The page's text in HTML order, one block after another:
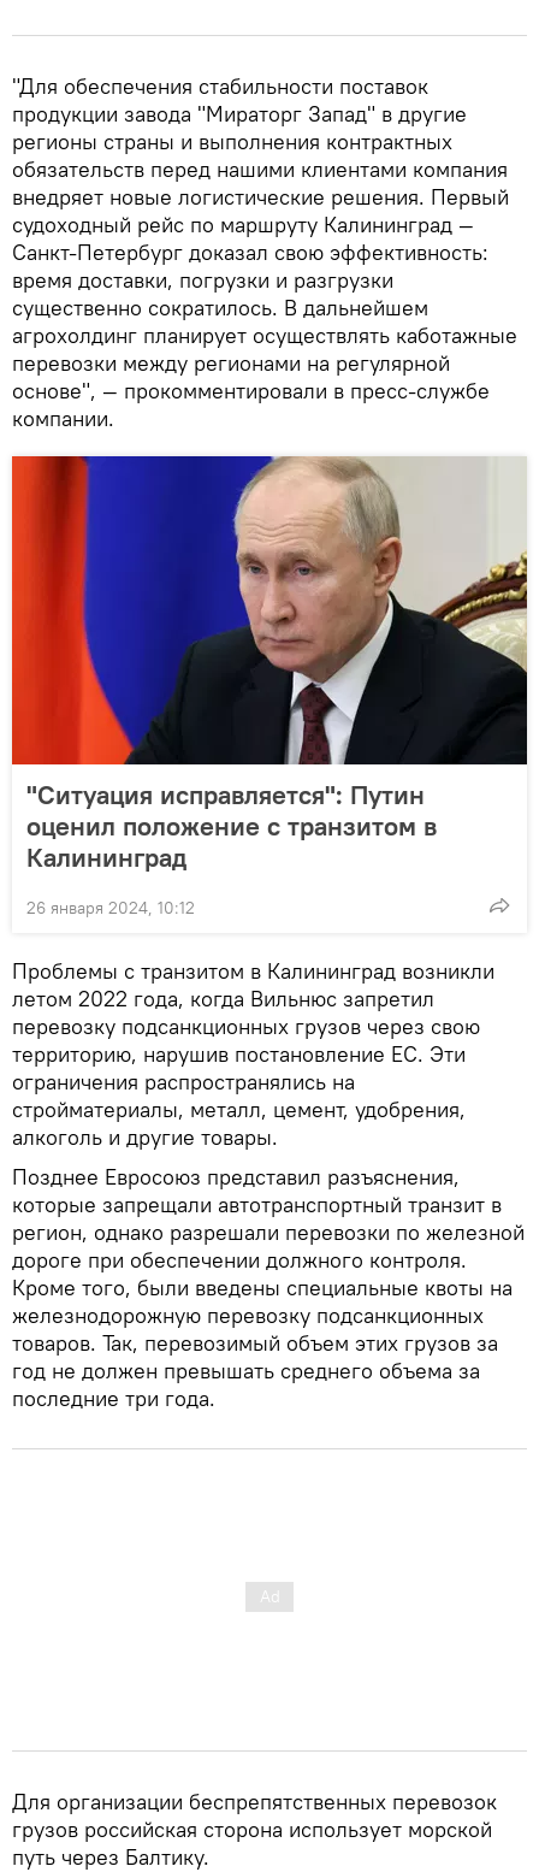
"Для обеспечения стабильности поставок
продукции завода "Мираторг Запад" в другие
регионы страны и выполнения контрактных
обязательств перед нашими клиентами компания
внедряет новые логистические решения. Первый
судоходный рейс по маршруту Калининград —
Санкт-Петербург доказал свою эффективность:
время доставки, погрузки и разгрузки
существенно сократилось. В дальнейшем
агрохолдинг планирует осуществлять каботажные
перевозки между регионами на регулярной
основе", — прокомментировали в пресс-службе
компании.
"Ситуация исправляется": Путин
оценил положение с транзитом в
Калининград
26 января 2024, 10:12
Проблемы с транзитом в Калининград возникли
летом 2022 года, когда Вильнюс запретил
перевозку подсанкционных грузов через свою
территорию, нарушив постановление ЕС. Эти
ограничения распространялись на
стройматериалы, металл, цемент, удобрения,
алкоголь и другие товары.
Позднее Евросоюз представил разъяснения,
которые запрещали автотранспортный транзит в
регион, однако разрешали перевозки по железной
дороге при обеспечении должного контроля.
Кроме того, были введены специальные квоты на
железнодорожную перевозку подсанкционных
товаров. Так, перевозимый объем этих грузов за
год не должен превышать среднего объема за
последние три года.
Для организации беспрепятственных перевозок
грузов российская сторона использует морской
путь через Балтику.